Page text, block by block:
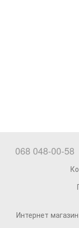
068 048-00-58
Интернет